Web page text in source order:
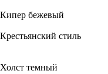
бежевый
стиль
темный